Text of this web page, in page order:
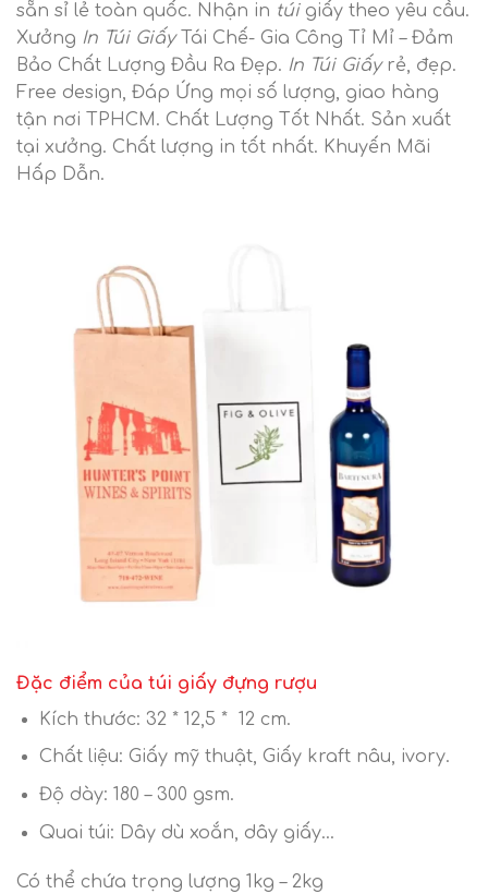
sẵn sỉ lẻ toàn quốc. Nhận in túigiấy theo yêu cầu.
Xưởng In Túi GiấyTái Chế- Gia Công Tỉ Mỉ – Đảm
Bảo Chất Lượng Đầu Ra Đẹp. In Túi Giấyrẻ, đẹp.
Free design, Đáp Ứng mọi số lượng, giao hàng
tận nơi TPHCM. Chất Lượng Tốt Nhất. Sản xuất
tại xưởng. Chất lượng in tốt nhất. Khuyến Mãi
Hấp Dẫn.
Đặc điểm của túi giấy đựng rượu
Kích thước: 32 * 12,5 * 12 cm.
Chất liệu: Giấy mỹ thuật, Giấy kraft nâu, ivory.
Độ dày: 180 – 300 gsm.
Quai túi: Dây dù xoắn, dây giấy…
Có thể chứa trọng lượng 1kg – 2kg